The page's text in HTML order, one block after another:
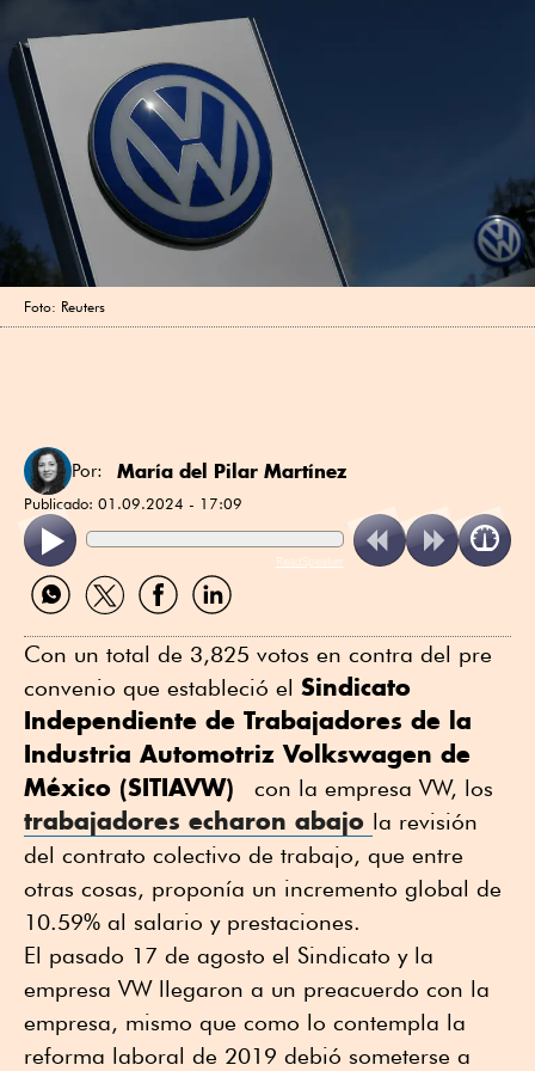
Foto: Reuters
Por: María del Pilar Martínez
Publicado: 01.09.2024 - 17:09
ReadSpeaker
Compartir
por
Compartir
por
Compartir
por
Compartir
por
Con un total de 3,825 votos en contra del pre
convenio que estableció el Sindicato
Independiente de Trabajadores de la
Industria Automotriz Volkswagen de
México (SITIAVW)
trabajadores echaron abajo la revisión
del contrato colectivo de trabajo, que entre
otras cosas, proponía un incremento global de
10.59% al salario y prestaciones.
El pasado 17 de agosto el Sindicato y la
empresa VW llegaron a un preacuerdo con la
empresa, mismo que como lo contempla la
reforma laboral de 2019 debió someterse a